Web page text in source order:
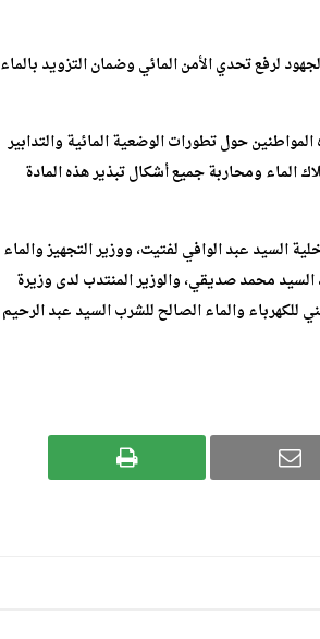
لرفع تحدي الأمن المائي وضمان التزويد بالماء
حول تطورات الوضعية المائية والتدابير
الماء ومحاربة جميع أشكال تبذير هذه المادة
السيد عبد الوافي لفتيت، ووزير التجهيز والماء
السيد نزار بركة، ووزير الفلاحة والصيد البحري والتنمية القروية والمياه والغابات،‎ السيد محمد صديقي، والوزير المنتدب لدى وزيرة
للكهرباء والماء الصالح للشرب السيد عبد الرحيم